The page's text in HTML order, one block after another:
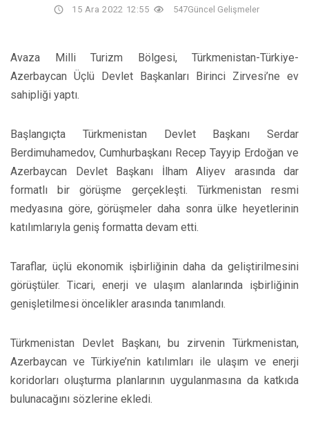
15 Ara 2022 12:55 547Güncel Gelişmeler
Avaza Milli Turizm Bölgesi, Türkmenistan-Türkiye-
Azerbaycan Üçlü Devlet Başkanları Birinci Zirvesi’ne ev
sahipliği yaptı.
Başlangıçta Türkmenistan Devlet Başkanı Serdar
Berdimuhamedov, Cumhurbaşkanı Recep Tayyip Erdoğan ve
Azerbaycan Devlet Başkanı İlham Aliyev arasında dar
formatlı bir görüşme gerçekleşti. Türkmenistan resmi
medyasına göre, görüşmeler daha sonra ülke heyetlerinin
katılımlarıyla geniş formatta devam etti.
Taraflar, üçlü ekonomik işbirliğinin daha da geliştirilmesini
görüştüler. Ticari, enerji ve ulaşım alanlarında işbirliğinin
genişletilmesi öncelikler arasında tanımlandı.
Türkmenistan Devlet Başkanı, bu zirvenin Türkmenistan,
Azerbaycan ve Türkiye’nin katılımları ile ulaşım ve enerji
koridorları oluşturma planlarının uygulanmasına da katkıda
bulunacağını sözlerine ekledi.